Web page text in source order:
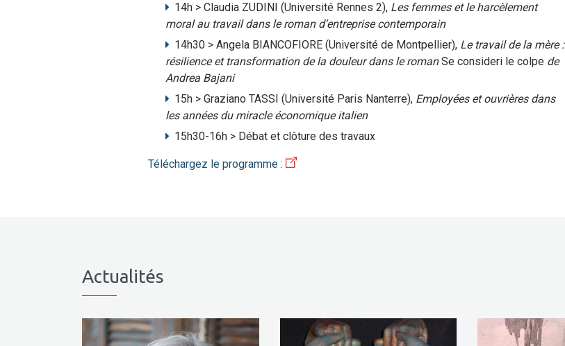
14h > Claudia ZUDINI (Université Rennes 2), Les femmes et le harcèlement
moral au travail dans le roman d’entreprise contemporain
14h30 > Angela BIANCOFIORE (Université de Montpellier), Le travail de la mère :
résilience et transformation de la douleur dans le romanSe consideri le colpede
Andrea Bajani
15h > Graziano TASSI (Université Paris Nanterre), Employées et ouvrières dans
les années du miracle économique italien
15h30-16h > Débat et clôture des travaux
Téléchargez le programme :
Actualités